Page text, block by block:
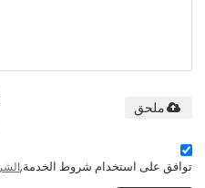
ملحق
توافق على استخدام شروط الخدمة,